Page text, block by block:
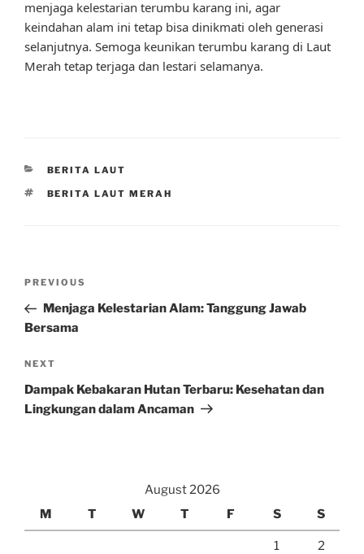
menjaga kelestarian terumbu karang ini, agar
keindahan alam ini tetap bisa dinikmati oleh generasi
selanjutnya. Semoga keunikan terumbu karang di Laut
Merah tetap terjaga dan lestari selamanya.
CATEGORIES
BERITA LAUT
TAGS
BERITA LAUT MERAH
Previous
Post
PREVIOUS
Menjaga Kelestarian Alam: Tanggung Jawab
Bersama
Next
Post
NEXT
Dampak Kebakaran Hutan Terbaru: Kesehatan dan
Lingkungan dalam Ancaman
August 2026
M
T W T F S S
1 2